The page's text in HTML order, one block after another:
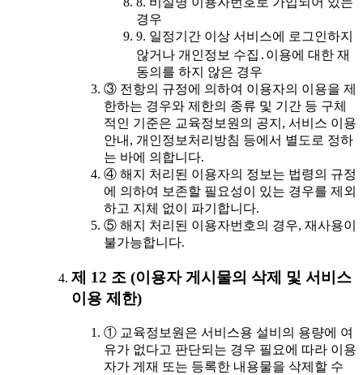
경우
9. 일정기간 이상 서비스에 로그인하지
않거나 개인정보 수집․이용에 대한 재
동의를 하지 않은 경우
③ 전항의 규정에 의하여 이용자의 이용을 제
한하는 경우와 제한의 종류 및 기간 등 구체
적인 기준은 교육정보원의 공지, 서비스 이용
안내, 개인정보처리방침 등에서 별도로 정하
는 바에 의합니다.
④ 해지 처리된 이용자의 정보는 법령의 규정
에 의하여 보존할 필요성이 있는 경우를 제외
하고 지체 없이 파기합니다.
⑤ 해지 처리된 이용자번호의 경우, 재사용이
불가능합니다.
제 12 조 (이용자 게시물의 삭제 및 서비스
이용 제한)
① 교육정보원은 서비스용 설비의 용량에 여
유가 없다고 판단되는 경우 필요에 따라 이용
자가 게재 또는 등록한 내용물을 삭제할 수